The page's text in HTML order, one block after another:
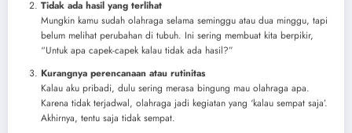
Tidak ada hasil yang terlihat
Mungkin kamu sudah olahraga selama seminggu atau dua minggu, tapi
belum melihat perubahan di tubuh. Ini sering membuat kita berpikir,
“Untuk apa capek-capek kalau tidak ada hasil?”
Kurangnya perencanaan atau rutinitas
Kalau aku pribadi, dulu sering merasa bingung mau olahraga apa.
Karena tidak terjadwal, olahraga jadi kegiatan yang ‘kalau sempat saja’.
Akhirnya, tentu saja tidak sempat.